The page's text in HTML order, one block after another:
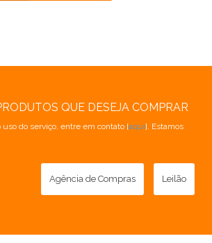
QUE DESEJA COMPRAR
do serviço, entre em contato [aqui]. Estamos
Agência de Compras Leilão